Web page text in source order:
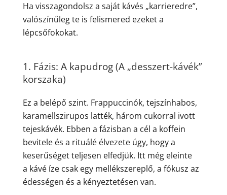
Ha visszagondolsz a saját kávés „karrieredre”,
valószínűleg te is felismered ezeket a
lépcsőfokokat.
1. Fázis: A kapudrog (A „desszert-kávék”
korszaka)
Ez a belépő szint. Frappuccinók, tejszínhabos,
karamellszirupos latték, három cukorral ivott
tejeskávék. Ebben a fázisban a cél a koffein
bevitele és a rituálé élvezete úgy, hogy a
keserűséget teljesen elfedjük. Itt még eleinte
a kávé íze csak egy mellékszereplő, a fókusz az
édességen és a kényeztetésen van.